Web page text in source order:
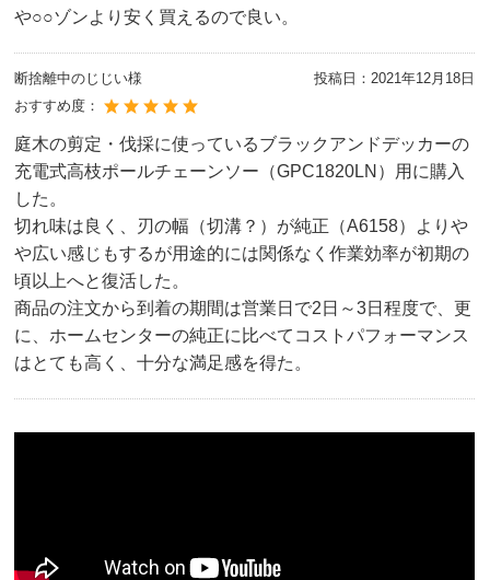
や○○ゾンより安く買えるので良い。
断捨離中のじじい様 投稿日：2021年12月18日
おすすめ度：
庭木の剪定・伐採に使っているブラックアンドデッカーの
充電式高枝ポールチェーンソー（GPC1820LN）用に購入
した。
切れ味は良く、刃の幅（切溝？）が純正（A6158）よりや
や広い感じもするが用途的には関係なく作業効率が初期の
頃以上へと復活した。
商品の注文から到着の期間は営業日で2日～3日程度で、更
に、ホームセンターの純正に比べてコストパフォーマンス
はとても高く、十分な満足感を得た。